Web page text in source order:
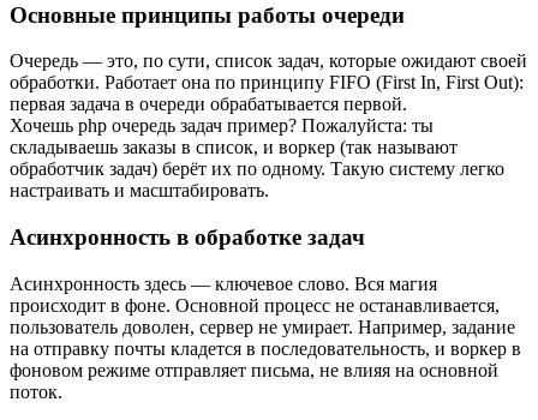
Основные принципы работы очереди
Очередь — это, по сути, список задач, которые ожидают своей
обработки. Работает она по принципу FIFO (First In, First Out):
первая задача в очереди обрабатывается первой.
Хочешь php очередь задач пример? Пожалуйста: ты
складываешь заказы в список, и воркер (так называют
обработчик задач) берёт их по одному. Такую систему легко
настраивать и масштабировать.
Асинхронность в обработке задач
Асинхронность здесь — ключевое слово. Вся магия
происходит в фоне. Основной процесс не останавливается,
пользователь доволен, сервер не умирает. Например, задание
на отправку почты кладется в последовательность, и воркер в
фоновом режиме отправляет письма, не влияя на основной
поток.